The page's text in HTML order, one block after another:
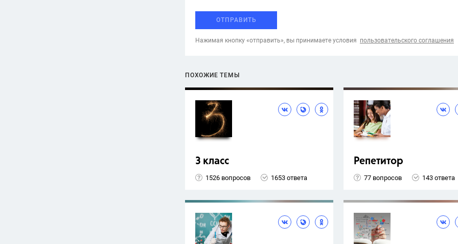
ОТПРАВИТЬ
Нажимая кнопку «отправить», вы принимаете условия пользовательского соглашения
ПОХОЖИЕ ТЕМЫ
3 класс
1526 вопросов 1653 ответа
Репетитор
77 вопросов 143 ответа